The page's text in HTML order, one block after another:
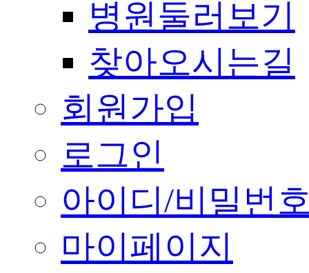
병원둘러보기
찾아오시는길
회원가입
로그인
아이디/비밀번
마이페이지